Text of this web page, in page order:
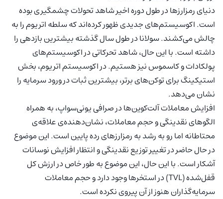
دنیای رمزارزها در طول دوره اخیر شاهد تحولات چشمگیری بوده
است. اکوسیستم‌های جدیدی ظهور کرده‌اند که سلطه اتریوم را به
چالش می‌کشند. سولانا در طول سال گذشته بیشترین بازدهی را
داشته است. با این حال، شاهد تحرکاتی در اکوسیستم‌های
پولکادات و کاسموس نیز هستیم. در اکوسیستم اتریوم، بخش
استیکینگ برای توکن‌های برتر، بیشترین ثبات در ورود سرمایه را
نشان می‌دهد.
افزایش معاملات آلت‌کوین‌ها در صرافی یونی‌سواپ، به همراه
الگوهای نقدینگی و حجم معاملات، نشان‌دهنده‌ی علاقه‌ی
محتاطانه اما رو به رشد به رمزارزهای رده پایین است. این موضوع
در حال حاضر در تغییر توزیع نقدینگی و انتظار افزایش نوسانات
آشکار است. با این حال، این موضوع به طور خاص در ارزش کل
قفل‌شده (TVL) در استخرها وجود دارد و حجم معاملات
سرمایه‌گذاران هنوز از آن پیروی نکرده است.